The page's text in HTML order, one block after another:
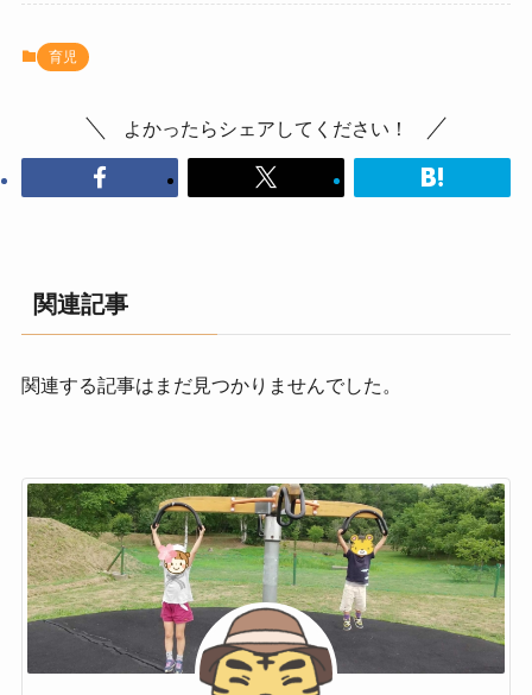
育児
よかったらシェアしてください！
関連記事
関連する記事はまだ見つかりませんでした。